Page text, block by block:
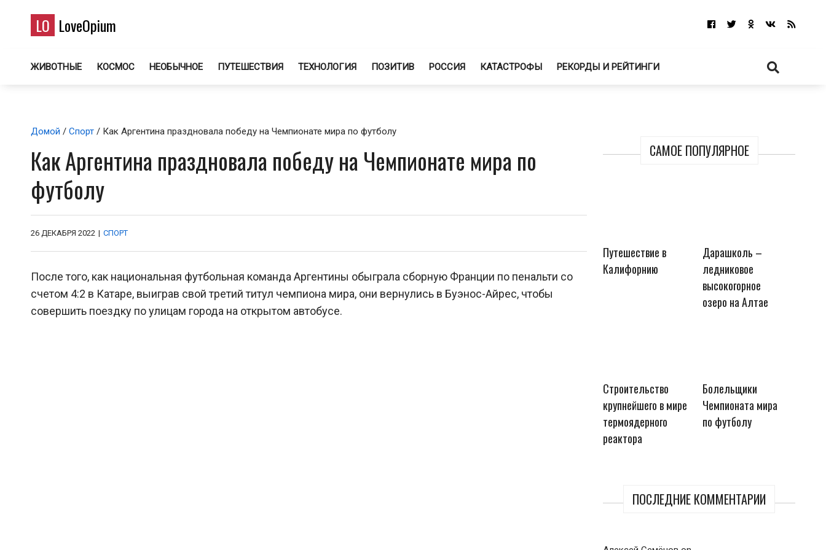
LO LoveOpium
ЖИВОТНЫЕ КОСМОС НЕОБЫЧНОЕ ПУТЕШЕСТВИЯ ТЕХНОЛОГИЯ ПОЗИТИВ РОССИЯ КАТАСТРОФЫ РЕКОРДЫ И РЕЙТИНГИ
САМОЕ ПОПУЛЯРНОЕ
Путешествие в
Калифорнию
Дарашколь –
ледниковое
высокогорное
озеро на Алтае
Строительство
крупнейшего в мире
термоядерного
реактора
Болельщики
Чемпионата мира
по футболу
ПОСЛЕДНИЕ КОММЕНТАРИИ
Домой / Спорт / Как Аргентина праздновала победу на Чемпионате мира по футболу
Как Аргентина праздновала победу на Чемпионате мира по
футболу
26 ДЕКАБРЯ 2022 | СПОРТ
После того, как национальная футбольная команда Аргентины обыграла сборную Франции по пенальти со
счетом 4:2 в Катаре, выиграв свой третий титул чемпиона мира, они вернулись в Буэнос-Айрес, чтобы
совершить поездку по улицам города на открытом автобусе.